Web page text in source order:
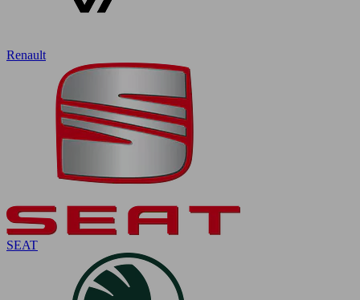
Renault
SEAT